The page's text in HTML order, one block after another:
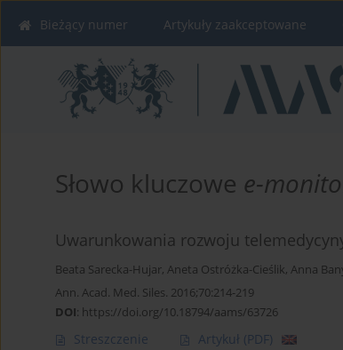
Bieżący numer Artykuły zaakceptowane
Słowo kluczowe e-
Uwarunkowania rozwoju
Beata Sarecka-Hujar, Aneta Ostróżka-Cieślik, Anna
Ann. Acad. Med. Siles. 2016;70:214-219
DOI: https://doi.org/10.18794/aams/63726
Streszczenie Artykuł (PDF)